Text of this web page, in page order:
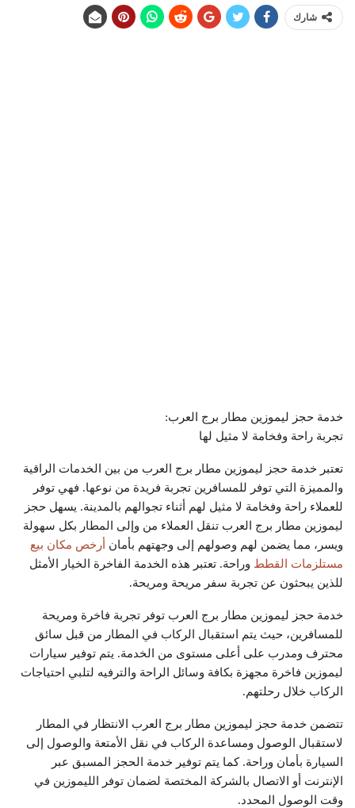
شارك
خدمة حجز ليموزين مطار برج العرب:
تجربة راحة وفخامة لا مثيل لها
تعتبر خدمة حجز ليموزين مطار برج العرب من بين الخدمات الراقية
والمميزة التي توفر للمسافرين تجربة فريدة من نوعها. فهي توفر
للعملاء راحة وفخامة لا مثيل لهم أثناء تجوالهم بالمدينة. يسهل حجز
ليموزين مطار برج العرب تنقل العملاء من وإلى المطار بكل سهولة
ويسر، مما يضمن لهم وصولهم إلى وجهتهم بأمان أرخص مكان بيع
مستلزمات القطط وراحة. تعتبر هذه الخدمة الفاخرة الخيار الأمثل
للذين يبحثون عن تجربة سفر مريحة ومريحة.
خدمة حجز ليموزين مطار برج العرب توفر تجربة فاخرة ومريحة
للمسافرين، حيث يتم استقبال الركاب في المطار من قبل سائق
محترف ومدرب على أعلى مستوى من الخدمة. يتم توفير سيارات
ليموزين فاخرة مجهزة بكافة وسائل الراحة والترفيه لتلبي احتياجات
الركاب خلال رحلتهم.
تتضمن خدمة حجز ليموزين مطار برج العرب الانتظار في المطار
لاستقبال الوصول ومساعدة الركاب في نقل الأمتعة والوصول إلى
السيارة بأمان وراحة. كما يتم توفير خدمة الحجز المسبق عبر
الإنترنت أو الاتصال بالشركة المختصة لضمان توفر الليموزين في
وقت الوصول المحدد.